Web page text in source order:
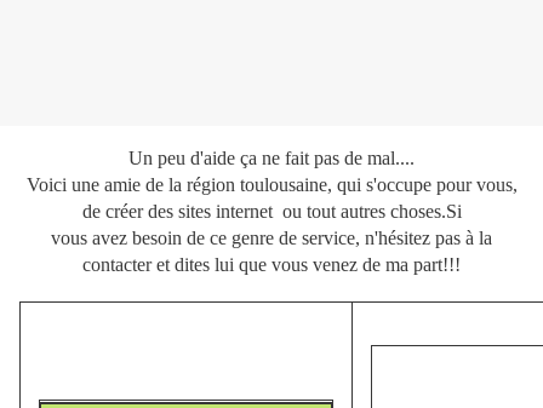
Un peu d'aide ça ne fait pas de mal....
Voici une amie de la région toulousaine, qui s'occupe pour vous,
de créer des sites internet ou tout autres choses.Si
vous avez besoin de ce genre de service, n'hésitez pas à la
contacter et dites lui que vous venez de ma part!!!